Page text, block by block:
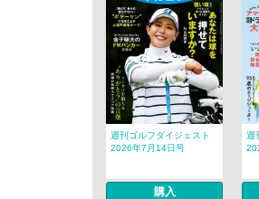
週刊ゴルフダイジェスト
2026年7月14日号
購入
週